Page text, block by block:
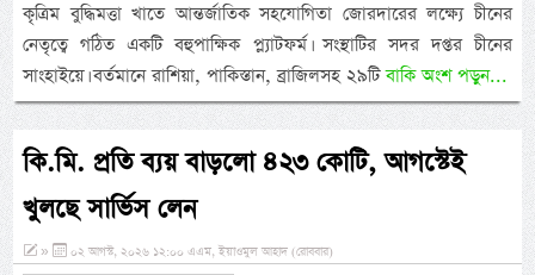
কৃত্রিম বুদ্ধিমত্তা খাতে আন্তর্জাতিক সহযোগিতা জোরদারের লক্ষ্যে চীনের
নেতৃত্বে গঠিত একটি বহুপাক্ষিক প্ল্যাটফর্ম। সংস্থাটির সদর দপ্তর চীনের
সাংহাইয়ে। বর্তমানে রাশিয়া, পাকিস্তান, ব্রাজিলসহ ২৯টিবাকি অংশ পড়ুন...
কি.মি. প্রতি ব্যয় বাড়লো ৪২৩ কোটি, আগস্টেই
খুলছে সার্ভিস লেন
» ০২ আগস্ট, ২০২৬ ১২:০০ এএম, ইয়াওমুল আহাদ (রোববার)